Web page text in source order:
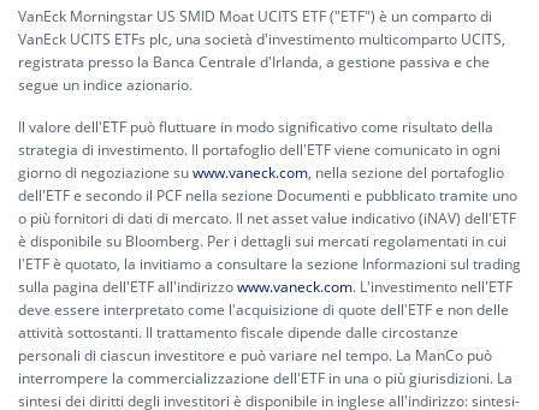
VanEck Morningstar US SMID Moat UCITS ETF ("ETF") è un comparto di
VanEck UCITS ETFs plc, una società d'investimento multicomparto UCITS,
registrata presso la Banca Centrale d'Irlanda, a gestione passiva e che
segue un indice azionario.
Il valore dell'ETF può fluttuare in modo significativo come risultato della
strategia di investimento. Il portafoglio dell'ETF viene comunicato in ogni
giorno di negoziazione suwww.vaneck.com, nella sezione del portafoglio
dell'ETF e secondo il PCF nella sezione Documenti e pubblicato tramite uno
o più fornitori di dati di mercato. Il net asset value indicativo (iNAV) dell'ETF
è disponibile su Bloomberg. Per i dettagli sui mercati regolamentati in cui
l'ETF è quotato, la invitiamo a consultare la sezione Informazioni sul trading
sulla pagina dell'ETF all'indirizzowww.vaneck.com. L'investimento nell'ETF
deve essere interpretato come l'acquisizione di quote dell'ETF e non delle
attività sottostanti. Il trattamento fiscale dipende dalle circostanze
personali di ciascun investitore e può variare nel tempo. La ManCo può
interrompere la commercializzazione dell'ETF in una o più giurisdizioni. La
sintesi dei diritti degli investitori è disponibile in inglese all'indirizzo:sintesi-